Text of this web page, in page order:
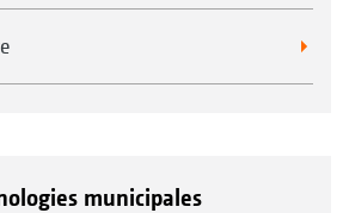
municipales